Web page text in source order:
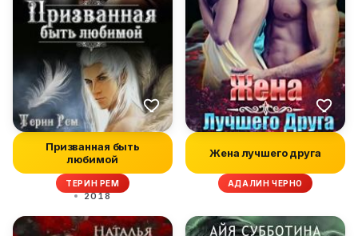
Призванная быть
любимой
ТЕРИН РЕМ
2018
Жена лучшего друга
АДАЛИН ЧЕРНО